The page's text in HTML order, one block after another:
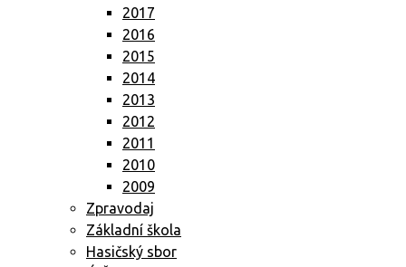
2017
2016
2015
2014
2013
2012
2011
2010
2009
Zpravodaj
Základní škola
Hasičský sbor